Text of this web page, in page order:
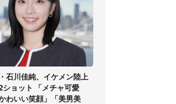
石川佳純、イケメン陸上
ショット 「メチャ可愛
わいい笑顔」「美男美